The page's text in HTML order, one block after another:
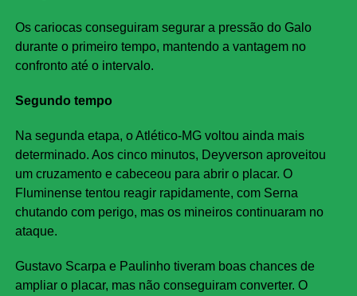
Os cariocas conseguiram segurar a pressão do Galo
durante o primeiro tempo, mantendo a vantagem no
confronto até o intervalo.
Segundo tempo
Na segunda etapa, o Atlético-MG voltou ainda mais
determinado. Aos cinco minutos, Deyverson aproveitou
um cruzamento e cabeceou para abrir o placar. O
Fluminense tentou reagir rapidamente, com Serna
chutando com perigo, mas os mineiros continuaram no
ataque.
Gustavo Scarpa e Paulinho tiveram boas chances de
ampliar o placar, mas não conseguiram converter. O